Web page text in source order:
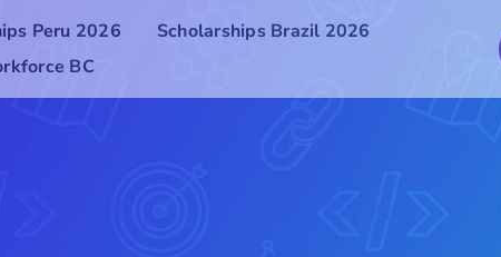
Peru 2026
Scholarships Brazil 2026
BC